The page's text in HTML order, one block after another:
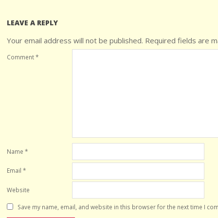
LEAVE A REPLY
Your email address will not be published. Required fields are
Comment*
Name *
Email *
Website
Save my name, email, and website in this browser for the next time I